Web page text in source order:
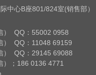
中心B座801/824室(销售部）
） QQ：55002 0958
） QQ：11048 69159
） QQ：29145 69088
；186 0136 4771